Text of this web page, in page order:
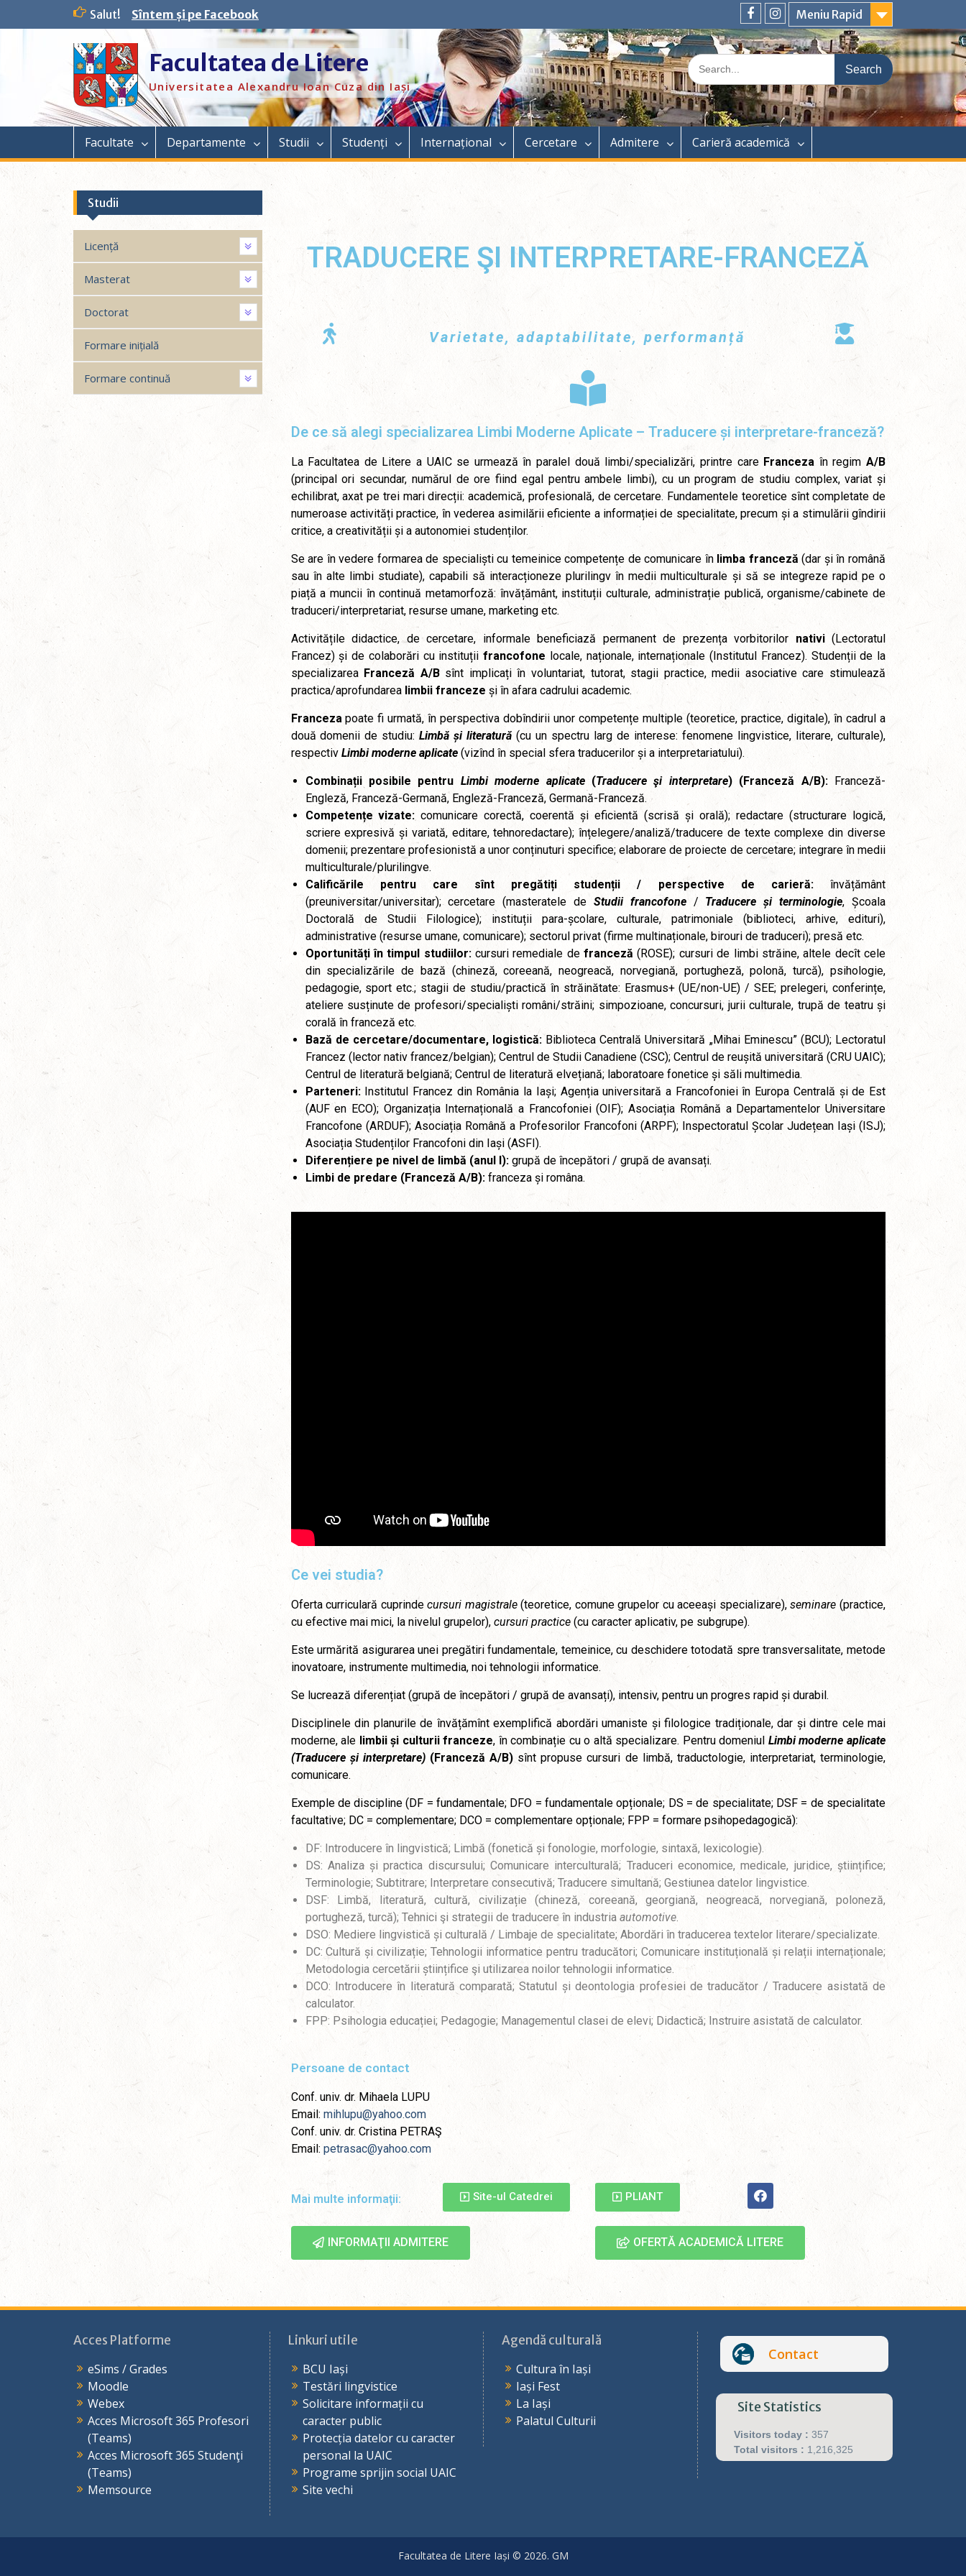
Salut! Sîntem și pe Facebook Meniu Rapid
Facultatea de Litere
Universitatea Alexandru Ioan Cuza din Iași
Facultate Departamente Studii Studenți Internațional Cercetare Admitere Carieră academică
TRADUCERE ŞI INTERPRETARE-FRANCEZĂ
Varietate, adaptabilitate, performanță
De ce să alegi specializarea Limbi Moderne Aplicate – Traducere și interpretare-franceză?
La Facultatea de Litere a UAIC se urmează în paralel două limbi/specializări, printre care Franceza în regimA/B
(principal ori secundar, numărul de ore fiind egal pentru ambele limbi), cu un program de studiu complex, variat și
echilibrat, axat pe trei mari direcții: academică, profesională, de cercetare. Fundamentele teoretice sînt completate de
numeroase activități practice, în vederea asimilării eficiente a informației de specialitate, precum și a stimulării gîndirii
critice, a creativității și a autonomiei studenților.
Se are în vedere formarea de specialiști cu temeinice competențe de comunicare în limba franceză (dar și în română
sau în alte limbi studiate), capabili să interacționeze plurilingv în medii multiculturale și să se integreze rapid pe o
piață a muncii în continuă metamorfoză: învățământ, instituții culturale, administrație publică, organisme/cabinete de
traduceri/interpretariat, resurse umane, marketing etc.
Activitățile didactice, de cercetare, informale beneficiază permanent de prezența vorbitorilor nativi(Lectoratul
Francez) și de colaborări cu instituții francofone locale, naționale, internaționale (Institutul Francez). Studenții de la
specializarea Franceză A/Bsînt implicați în voluntariat, tutorat, stagii practice, medii asociative care stimulează
practica/aprofundarea limbii franceze și în afara cadrului academic.
Francezapoate fi urmată, în perspectiva dobîndirii unor competențe multiple (teoretice, practice, digitale), în cadrul a
două domenii de studiu:Limbă și literatură (cu un spectru larg de interese: fenomene lingvistice, literare, culturale),
respectiv Limbi moderne aplicate(vizînd în special sfera traducerilor și a interpretariatului).
Combinații posibile pentru Limbi moderne aplicate (Traducere şi interpretare) (Franceză A/B): Franceză-
Engleză, Franceză-Germană, Engleză-Franceză, Germană-Franceză.
Competențe vizate:comunicare corectă, coerentă și eficientă (scrisă și orală); redactare (structurare logică,
scriere expresivă și variată, editare, tehnoredactare); înțelegere/analiză/traducere de texte complexe din diverse
domenii; prezentare profesionistă a unor conținuturi specifice; elaborare de proiecte de cercetare; integrare în medii
multiculturale/plurilingve.
Calificările pentru care sînt pregătiți studenții / perspective de carieră: învățământ
(preuniversitar/universitar); cercetare (masteratele de Studii francofone/ Traducere și terminologie, Școala
Doctorală de Studii Filologice); instituții para-școlare, culturale, patrimoniale (biblioteci, arhive, edituri),
administrative (resurse umane, comunicare); sectorul privat (firme multinaționale, birouri de traduceri); presă etc.
Oportunități în timpul studiilor: cursuri remediale defranceză (ROSE); cursuri de limbi străine, altele decît cele
din specializările de bază (chineză, coreeană, neogreacă, norvegiană, portugheză, polonă, turcă), psihologie,
pedagogie, sport etc.; stagii de studiu/practică în străinătate: Erasmus+ (UE/non-UE) / SEE; prelegeri, conferințe,
ateliere susținute de profesori/specialiști români/străini; simpozioane, concursuri, jurii culturale, trupă de teatru și
corală în franceză etc.
Bază de cercetare/documentare, logistică:Biblioteca Centrală Universitară „Mihai Eminescu” (BCU); Lectoratul
Francez (lector nativ francez/belgian); Centrul de Studii Canadiene (CSC); Centrul de reușită universitară (CRU UAIC);
Centrul de literatură belgiană; Centrul de literatură elvețiană; laboratoare fonetice și săli multimedia.
Parteneri:Institutul Francez din România la Iași; Agenția universitară a Francofoniei în Europa Centrală și de Est
(AUF en ECO); Organizația Internațională a Francofoniei (OIF); Asociația Română a Departamentelor Universitare
Francofone (ARDUF); Asociația Română a Profesorilor Francofoni (ARPF); Inspectoratul Școlar Județean Iași (ISJ);
Asociația Studenților Francofoni din Iași (ASFI).
Diferențiere pe nivel de limbă (anul I):grupă de începători / grupă de avansați.
Limbi de predare (Franceză A/B): franceza și româna.
Ce vei studia?
Oferta curriculară cuprindecursuri magistrale(teoretice, comune grupelor cu aceeași specializare),seminare (practice,
cu efective mai mici, la nivelul grupelor), cursuri practice (cu caracter aplicativ, pe subgrupe).
Este urmărită asigurarea unei pregătiri fundamentale, temeinice, cu deschidere totodată spre transversalitate, metode
inovatoare, instrumente multimedia, noi tehnologii informatice.
Se lucrează diferențiat (grupă de începători / grupă de avansați), intensiv, pentru un progres rapid și durabil.
Disciplinele din planurile de învățămînt exemplifică abordări umaniste și filologice tradiționale, dar și dintre cele mai
moderne, ale limbii și culturii franceze, în combinație cu o altă specializare. Pentru domeniul Limbi moderne aplicate
(Traducere și interpretare)(Franceză A/B) sînt propuse cursuri de limbă, traductologie, interpretariat, terminologie,
comunicare.
Exemple de discipline (DF = fundamentale; DFO = fundamentale opționale; DS = de specialitate; DSF = de specialitate
facultative; DC = complementare; DCO = complementare opționale; FPP = formare psihopedagogică):
DF: Introducere în lingvistică; Limbă (fonetică și fonologie, morfologie, sintaxă, lexicologie).
DS: Analiza și practica discursului; Comunicare interculturală; Traduceri economice, medicale, juridice, științifice;
Terminologie; Subtitrare; Interpretare consecutivă; Traducere simultană; Gestiunea datelor lingvistice.
DSF: Limbă, literatură, cultură, civilizație (chineză, coreeană, georgiană, neogreacă, norvegiană, poloneză,
portugheză, turcă); Tehnici şi strategii de traducere în industria automotive.
DSO: Mediere lingvistică și culturală / Limbaje de specialitate; Abordări în traducerea textelor literare/specializate.
DC: Cultură și civilizație; Tehnologii informatice pentru traducători; Comunicare instituțională și relații internaționale;
Metodologia cercetării științifice şi utilizarea noilor tehnologii informatice.
DCO: Introducere în literatură comparată; Statutul și deontologia profesiei de traducător / Traducere asistată de
calculator.
FPP: Psihologia educației; Pedagogie; Managementul clasei de elevi; Didactică; Instruire asistată de calculator.
Persoane de contact
Conf. univ. dr. Mihaela LUPU
Email: mihlupu@yahoo.com
Conf. univ. dr. Cristina PETRAŞ
Email: petrasac@yahoo.com
Mai multe informaţii: Site-ul Catedrei PLIANT
INFORMAŢII ADMITERE OFERTĂ ACADEMICĂ LITERE
Studii
Licență
Masterat
Doctorat
Formare inițială
Formare continuă
Acces Platforme
eSims / Grades
Moodle
Webex
Acces Microsoft 365 Profesori
(Teams)
Acces Microsoft 365 Studenţi
(Teams)
Memsource
Linkuri utile
BCU Iași
Testări lingvistice
Solicitare informații cu
caracter public
Protecția datelor cu caracter
personal la UAIC
Programe sprijin social UAIC
Site vechi
Agendă culturală
Cultura în Iași
Iași Fest
La Iași
Palatul Culturii
Contact
Site Statistics
Visitors today : 357
Total visitors : 1,216,325
Facultatea de Litere Iași © 2026. GM